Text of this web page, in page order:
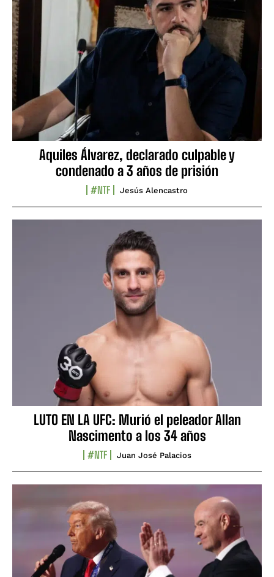
Aquiles Álvarez, declarado culpable y
condenado a 3 años de prisión
#NTF Jesús Alencastro
LUTO EN LA UFC: Murió el peleador Allan
Nascimento a los 34 años
#NTF Juan José Palacios